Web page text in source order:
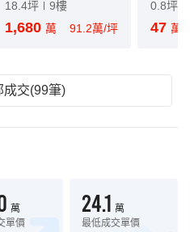
18.4坪 9樓
1,680 萬 91.2萬/坪
0.8坪
47 萬
成交(99筆)
萬
單價
24.1 萬
最低成交單價